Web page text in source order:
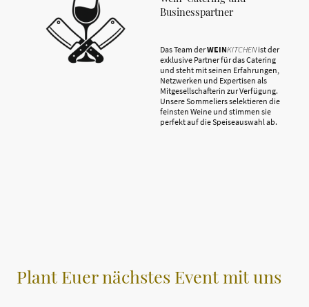
Businesspartner
Das Team derWEINKITCHENist der
exklusive Partner für das Catering
und steht mit seinen Erfahrungen,
Netzwerken und Expertisen als
Mitgesellschafterin zur Verfügung.
Unsere Sommeliers selektieren die
feinsten Weine und stimmen sie
perfekt auf die Speiseauswahl ab.
Plant Euer nächstes Event mit uns